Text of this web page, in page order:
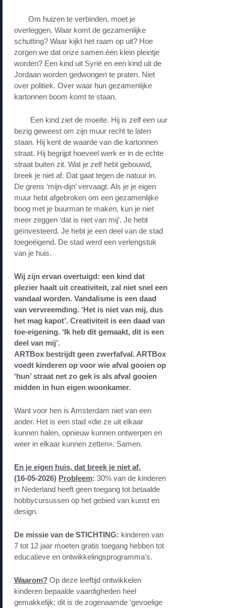
Om huizen te verbinden, moet je
overleggen. Waar komt de gezamenlijke
schutting? Waar kijkt het raam op uit? Hoe
zorgen we dat onze samen één klein pleintje
worden? Een kind uit Syrië en een kind uit de
Jordaan worden gedwongen te praten. Niet
over politiek. Over waar hun gezamenlijke
kartonnen boom komt te staan.
Een kind ziet de moeite. Hij is zelf een uur
bezig geweest om zijn muur recht te laten
staan. Hij kent de waarde van die kartonnen
straat. Hij begrijpt hoeveel werk er in de echte
straat buiten zit. Wat je zelf hebt gebouwd,
breek je niet af. Dat gaat tegen de natuur in.
De grens ‘mijn-dijn’ vervaagt. Als je je eigen
muur hebt afgebroken om een gezamenlijke
boog met je buurman te maken, kun je niet
meer zeggen ‘dat is niet van mij’. Je hebt
geïnvesteerd. Je hebt je een deel van de stad
toegeëigend. De stad werd een verlengstuk
van je huis.
Wij zijn ervan overtuigd: een kind dat
plezier haalt uit creativiteit, zal niet snel een
vandaal worden. Vandalisme is een daad
van vervreemding. ‘Het is niet van mij, dus
het mag kapot’. Creativiteit is een daad van
toe-eigening. ‘Ik heb dit gemaakt, dit is een
deel van mij’.
ARTBox bestrijdt geen zwerfafval. ARTBox
voedt kinderen op voor wie afval gooien op
‘hun’ straat net zo gek is als afval gooien
midden in hun eigen woonkamer.
Want voor hen is Amsterdam niet van een
ander. Het is een stad «die ze uit elkaar
kunnen halen, opnieuw kunnen ontwerpen en
weer in elkaar kunnen zetten». Samen.
En je eigen huis, dat breek je niet af.
(16-05-2026) Probleem: 30% van de kinderen
in Nederland heeft geen toegang tot betaalde
hobbycursussen op het gebied van kunst en
design.
De missie van de STICHTING: kinderen van
7 tot 12 jaar moeten gratis toegang hebben tot
educatieve en ontwikkelingsprogramma’s.
Waarom? Op deze leeftijd ontwikkelen
kinderen bepaalde vaardigheden heel
gemakkelijk; dit is de zogenaamde ‘gevoelige